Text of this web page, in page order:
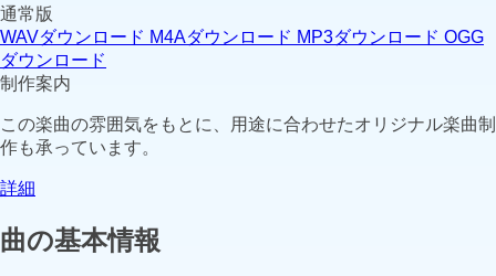
通常版
WAVダウンロード M4Aダウンロード MP3ダウンロード OGG
ダウンロード
制作案内
この楽曲の雰囲気をもとに、用途に合わせたオリジナル楽曲制
作も承っています。
詳細
曲の基本情報